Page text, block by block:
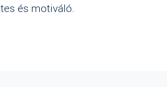
és motiváló.